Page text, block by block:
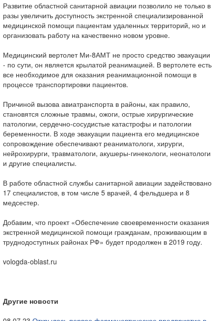
Развитие областной санитарной авиации позволило не только в
разы увеличить доступность экстренной специализированной
медицинской помощи пациентам удаленных территорий, но и
организовать работу на качественно новом уровне.
Медицинский вертолет Ми-8АМТ не просто средство эвакуации
- по сути, он является крылатой реанимацией. В вертолете есть
все необходимое для оказания реанимационной помощи в
процессе транспортировки пациентов.
Причиной вызова авиатранспорта в районы, как правило,
становятся сложные травмы, ожоги, острые хирургические
патологии, сердечно-сосудистые катастрофы и патологии
беременности. В ходе эвакуации пациента его медицинское
сопровождение обеспечивают реаниматологи, хирурги,
нейрохирурги, травматологи, акушеры-гинекологи, неонатологи
и другие специалисты.
В работе областной службы санитарной авиации задействовано
17 специалистов, в том числе 5 врачей, 4 фельдшера и 8
медсестер.
Добавим, что проект «Обеспечение своевременности оказания
экстренной медицинской помощи гражданам, проживающим в
труднодоступных районах РФ» будет продолжен в 2019 году.
vologda-oblast.ru
Другие новости